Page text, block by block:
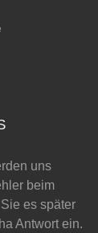
uns
beim
es später
Antwort ein.